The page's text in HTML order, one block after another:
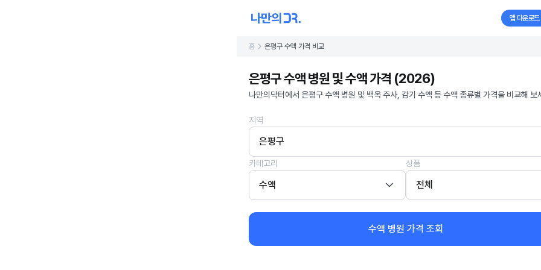
앱 다운로드
홈 은평구 수액 가격 비교
은평구 수액 병원 및 수액 가격 (2026)
나만의닥터에서 은평구 수액 병원 및 백옥 주사, 감기 수액 등 수액 종류별 가격을 비교해 보
지역
은평구
카테고리
수액
상품
전체
수액 병원 가격 조회